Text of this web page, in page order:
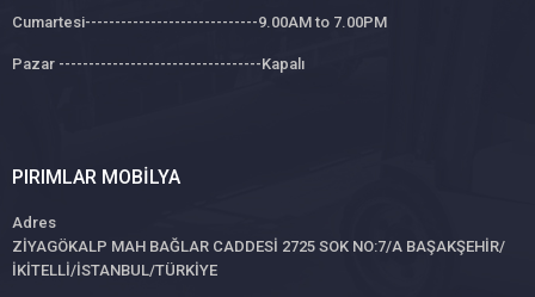
Cumartesi-----------------------------9.00AM to 7.00PM
Pazar ----------------------------------Kapalı
PIRIMLAR MOBILYA
Adres
ZİYAGÖKALP MAH BAĞLAR CADDESİ 2725 SOK NO:7/A BAŞAKŞEHİR/
İKİTELLİ/İSTANBUL/TÜRKİYE